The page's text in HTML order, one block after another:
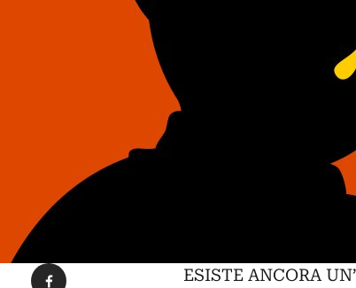
ESISTE ANCORA
Condividi su Facebook